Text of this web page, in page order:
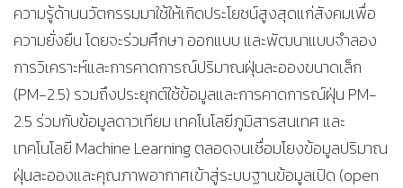
ความรู้ด้านนวัตกรรมมาใช้ให้เกิดประโยชน์สูงสุดแก่สังคมเพื่อ
ความยั่งยืน โดยจะร่วมศึกษา ออกแบบ และพัฒนาแบบจำลอง
การวิเคราะห์และการคาดการณ์ปริมาณฝุ่นละอองขนาดเล็ก
(PM-2.5) รวมถึงประยุกต์ใช้ข้อมูลและการคาดการณ์ฝุ่น PM-
2.5 ร่วมกับข้อมูลดาวเทียม เทคโนโลยีภูมิสารสนเทศ และ
เทคโนโลยี Machine Learning ตลอดจนเชื่อมโยงข้อมูลปริมาณ
ฝุ่นละอองและคุณภาพอากาศเข้าสู่ระบบฐานข้อมูลเปิด (open